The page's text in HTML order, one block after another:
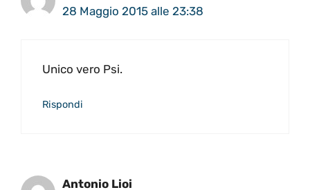
28 Maggio 2015 alle 23:38
Unico vero Psi.
Rispondi
Antonio Lioi